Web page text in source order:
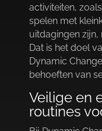
activiteiten,
spelen met
uitdagingen zijn,
Dat is het doel
Dynamic
behoeften van
Veilige en
routines